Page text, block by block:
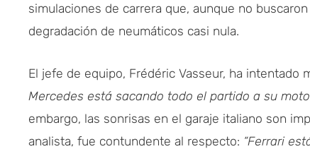
simulaciones de carrera que, aunque no
degradación de neumáticos casi nula.
El jefe de equipo, Frédéric Vasseur, ha intentado
Mercedes está sacando todo el partido a su
embargo, las sonrisas en el garaje italiano son
analista, fue contundente al respecto: “Ferrari